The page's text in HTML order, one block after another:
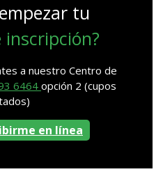
tu
inscripción?
a nuestro Centro de
6464 opción 2 (cupos
en línea